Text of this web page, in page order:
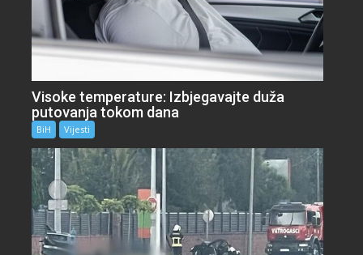
Visoke temperature: Izbjegavajte duža
putovanja tokom dana
BiH Vijesti